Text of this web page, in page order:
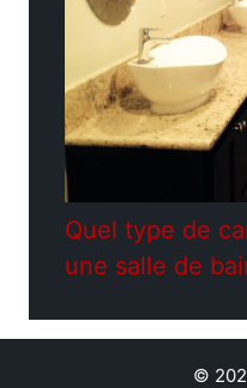
Quel type de
une salle de
©